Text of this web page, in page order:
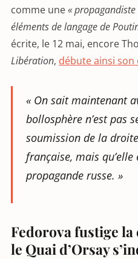
comme une«
éléments de langage de
écrite, le 12 mai, encore
Libération, débute ainsi son
« On sait maintenant
bollosphère n’est pas
soumission de la
française, mais
propagande russe. »
Fedorova fustige
le Quai d’Orsay